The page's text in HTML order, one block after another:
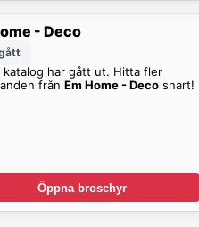
- Deco
katalog har gått ut. Hitta fler
frånEm Home - Deco snart!
Öppna broschyr